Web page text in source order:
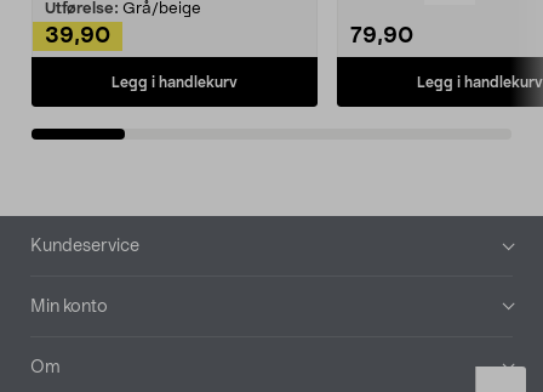
Utførelse: Grå/beige
39,90
Legg i handlekurv
79,90
Legg i handlekurv
Bunntekst
Kundeservice
Min konto
Om